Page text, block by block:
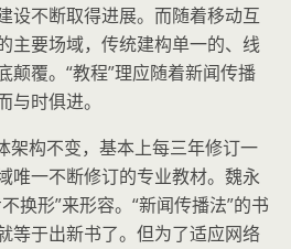
设不断取得进展。而随着移动互
主要场域，传统建构单一的、线
颠覆。“教程”理应随着新闻传播
与时俱进。
架构不变，基本上每三年修订一
唯一不断修订的专业教材。魏永
换形”来形容。“新闻传播法”的书
等于出新书了。但为了适应网络